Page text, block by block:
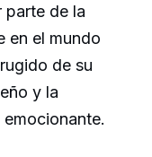
parte de la
en el mundo
de su
y la